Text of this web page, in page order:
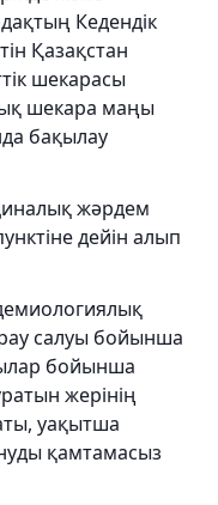
Кедендік
Қазақстан
шекарасы
шекара маңы
бақылау
жәрдем
дейін алып
салуы бойынша
бойынша
жерінің
уақытша
қамтамасыз